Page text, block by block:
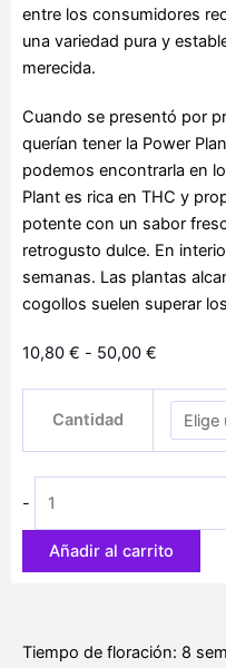
entre los consumidores
una variedad pura y
merecida.
Cuando se presentó por
querían tener la Power
podemos encontrarla en
Plant es rica en THC y
potente con un sabor
retrogusto dulce. En
semanas. Las plantas
cogollos suelen superar
10,80 € - 50,00 €
precios:
desde
10,80 €
Cantidad
-
Plant
cantidad
Añadir al carrito
Tiempo de floración: 8